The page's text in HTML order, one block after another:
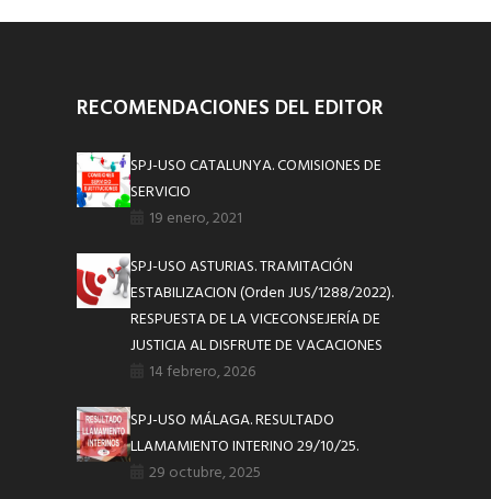
RECOMENDACIONES DEL EDITOR
SPJ-USO CATALUNYA. COMISIONES DE
SERVICIO
19 enero, 2021
SPJ-USO ASTURIAS. TRAMITACIÓN
ESTABILIZACION (Orden JUS/1288/2022).
RESPUESTA DE LA VICECONSEJERÍA DE
JUSTICIA AL DISFRUTE DE VACACIONES
14 febrero, 2026
SPJ-USO MÁLAGA. RESULTADO
LLAMAMIENTO INTERINO 29/10/25.
29 octubre, 2025